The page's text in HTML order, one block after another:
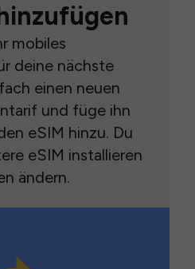
mobiles
deine nächste
einen neuen
und füge ihn
eSIM hinzu. Du
eSIM installieren
ändern.